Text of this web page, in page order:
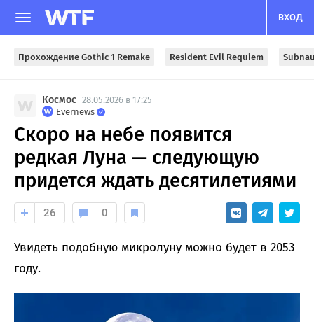
ВХОД
Прохождение Gothic 1 Remake Resident Evil Requiem
Космос 28.05.2026 в 17:25
Evernews
Скоро на небе появится
редкая Луна — следующую
придется ждать десятилетиями
26 0
Увидеть подобную микролуну можно будет в 2053
году.